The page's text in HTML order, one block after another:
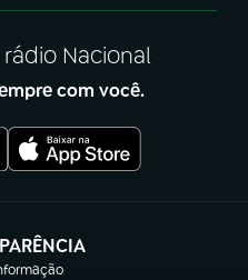
Nacional
com você.
em nova aba)